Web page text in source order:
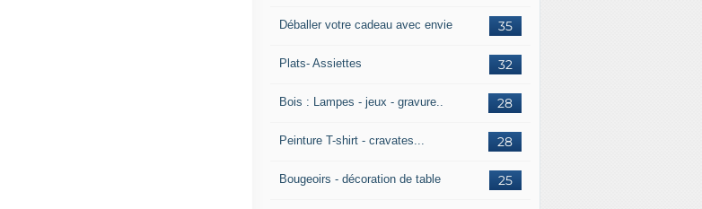
35
Déballer votre cadeau avec envie
32
Plats- Assiettes
28
Bois : Lampes - jeux - gravure..
28
Peinture T-shirt - cravates...
25
Bougeoirs - décoration de table